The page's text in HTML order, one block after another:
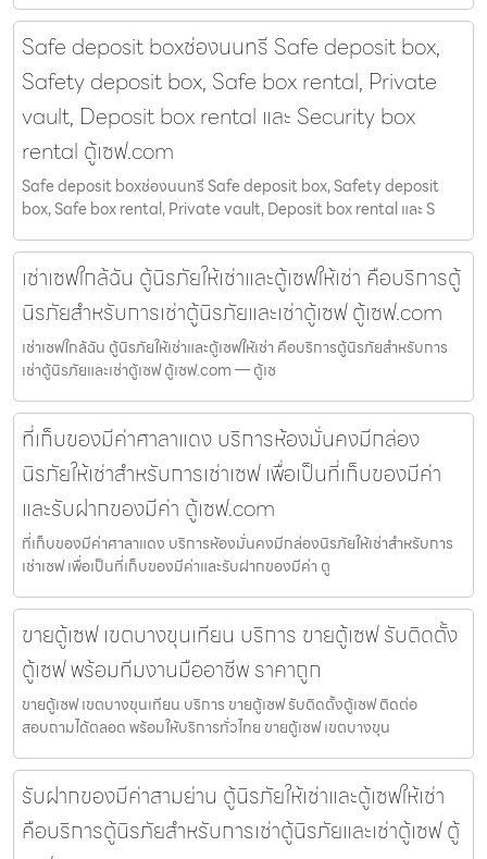
Safe deposit boxช่องนนทรี Safe deposit box,
Safety deposit box, Safe box rental, Private
vault, Deposit box rental และ Security box
rental ตู้เซฟ.com
Safe deposit boxช่องนนทรี Safe deposit box, Safety deposit
box, Safe box rental, Private vault, Deposit box rental และ S
เช่าเซฟใกล้ฉัน ตู้นิรภัยให้เช่าและตู้เซฟให้เช่า คือบริการตู้
นิรภัยสำหรับการเช่าตู้นิรภัยและเช่าตู้เซฟ ตู้เซฟ.com
เช่าเซฟใกล้ฉัน ตู้นิรภัยให้เช่าและตู้เซฟให้เช่า คือบริการตู้นิรภัยสำหรับการ
เช่าตู้นิรภัยและเช่าตู้เซฟ ตู้เซฟ.com — ตู้เซ
ที่เก็บของมีค่าศาลาแดง บริการห้องมั่นคงมีกล่อง
นิรภัยให้เช่าสำหรับการเช่าเซฟ เพื่อเป็นที่เก็บของมีค่า
และรับฝากของมีค่า ตู้เซฟ.com
ที่เก็บของมีค่าศาลาแดง บริการห้องมั่นคงมีกล่องนิรภัยให้เช่าสำหรับการ
เช่าเซฟ เพื่อเป็นที่เก็บของมีค่าและรับฝากของมีค่า ตู
ขายตู้เซฟ เขตบางขุนเทียน บริการ ขายตู้เซฟ รับติดตั้ง
ตู้เซฟ พร้อมทีมงานมืออาชีพ ราคาถูก
ขายตู้เซฟ เขตบางขุนเทียน บริการ ขายตู้เซฟ รับติดตั้งตู้เซฟ ติดต่อ
สอบถามได้ตลอด พร้อมให้บริการทั่วไทย ขายตู้เซฟ เขตบางขุน
รับฝากของมีค่าสามย่าน ตู้นิรภัยให้เช่าและตู้เซฟให้เช่า
คือบริการตู้นิรภัยสำหรับการเช่าตู้นิรภัยและเช่าตู้เซฟ ตู้